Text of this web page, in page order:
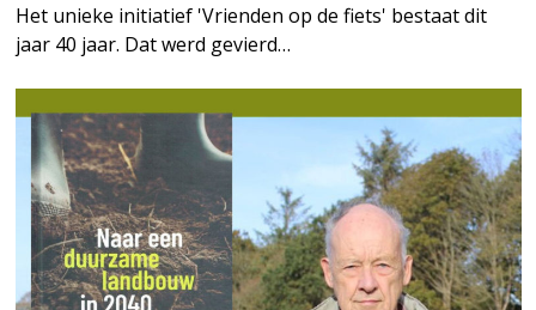
Het unieke initiatief 'Vrienden op de fiets' bestaat dit
jaar 40 jaar. Dat werd gevierd…